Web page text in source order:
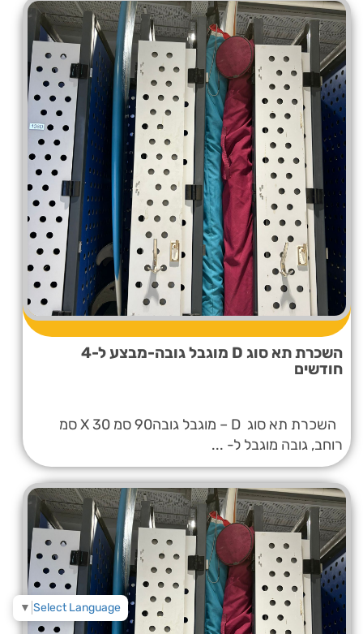
Select Language
▼
השכרת תא סוג D מוגבל גובה-מבצע ל-4
חודשים
השכרת תא סוג D – מוגבל גובה90 סמ X 30 סמ
רוחב, גובה מוגבל ל- ...